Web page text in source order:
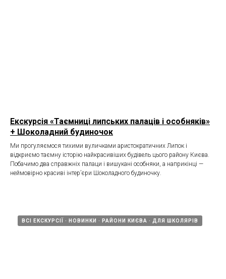
Екскурсія «Таємниці липських палаців і особняків»
+ Шоколадний будиночок
Ми прогуляємося тихими вуличками аристократичних Липок і
відкриємо таємну історію найкрасивіших будівель цього району Києва.
Побачимо два справжніх палаци і вишукані особняки, а наприкінці —
неймовірно красиві інтер’єри Шоколадного будиночку.
ВСІ ЕКСКУРСІЇ НОВИНКИ РАЙОНИ КИЄВА ДЛЯ ШКОЛЯРІВ